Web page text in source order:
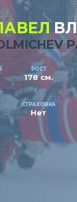
РОСТ
178 см.
СТРАХОВКА
Нет